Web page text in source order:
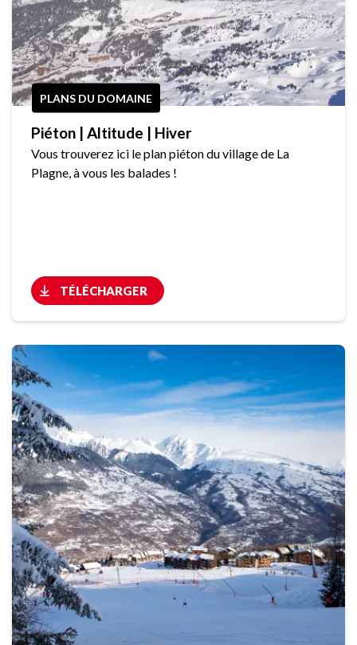
PLANS DU DOMAINE
Piéton | Altitude | Hiver
Vous trouverez ici le plan piéton du village de La
Plagne, à vous les balades !
TÉLÉCHARGER